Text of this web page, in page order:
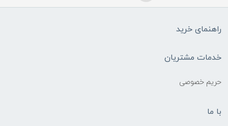
راهنمای خرید
خدمات مشتریان
حریم خصوصی
با ما